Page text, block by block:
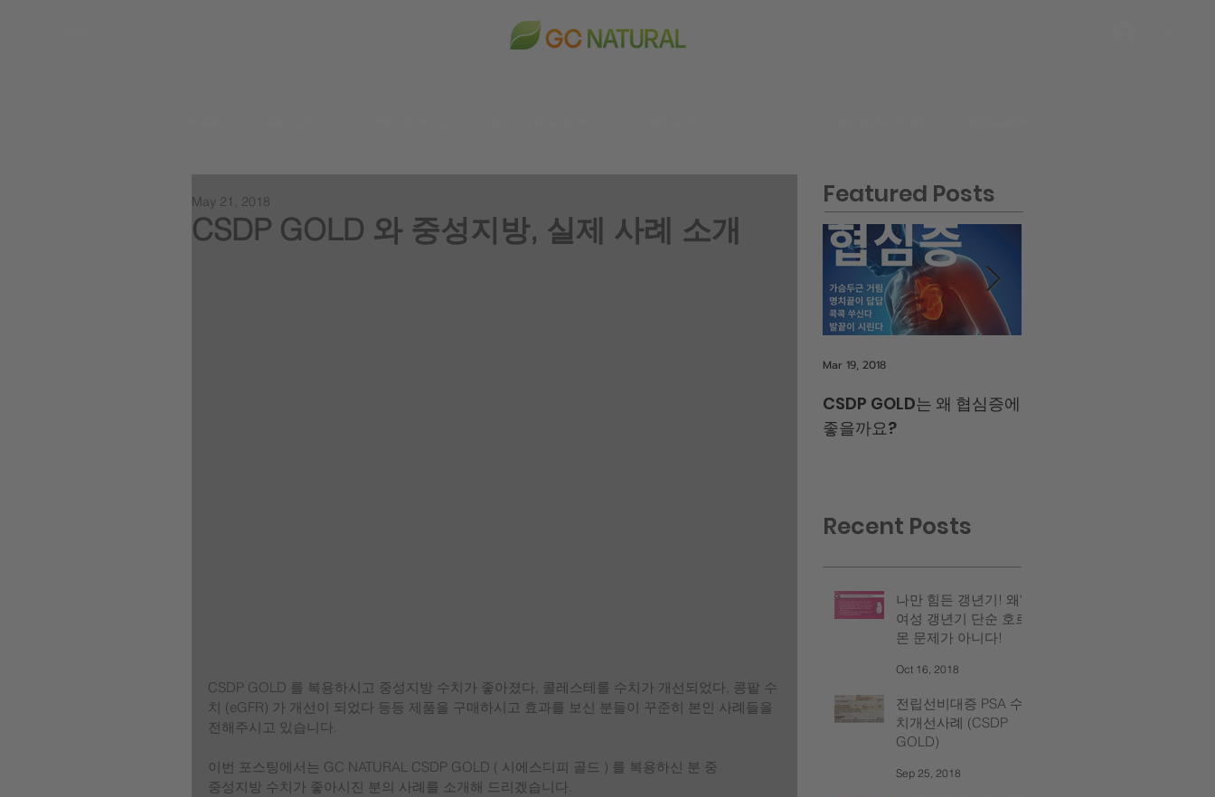
CSDP GOLD 와 중성지방, 실제 사례 소개
May 21, 2018
CSDP GOLD 를 복용하시고 중성지방 수치가 좋아졌다, 콜레스테롤 수치가 개선되었다, 콩팥 수
치 (eGFR) 가 개선이 되었다 등등 제품을 구매하시고 효과를 보신 분들이 꾸준히 본인 사례들을
전해주시고 있습니다.
이번 포스팅에서는 GC NATURAL CSDP GOLD ( 시에스디피 골드 ) 를 복용하신 분 중
중성지방 수치가 좋아시진 분의 사례를 소개해 드리겠습니다.
Featured Posts
CSDP GOLD는 왜 협심증에
좋을까요?
Mar 19, 2018
Recent Posts
나만 힘든 갱년기! 왜?
여성 갱년기 단순 호르
몬 문제가 아니다!
Oct 16, 2018
전립선비대증 PSA 수
치개선사례 (CSDP
GOLD)
Sep 25, 2018